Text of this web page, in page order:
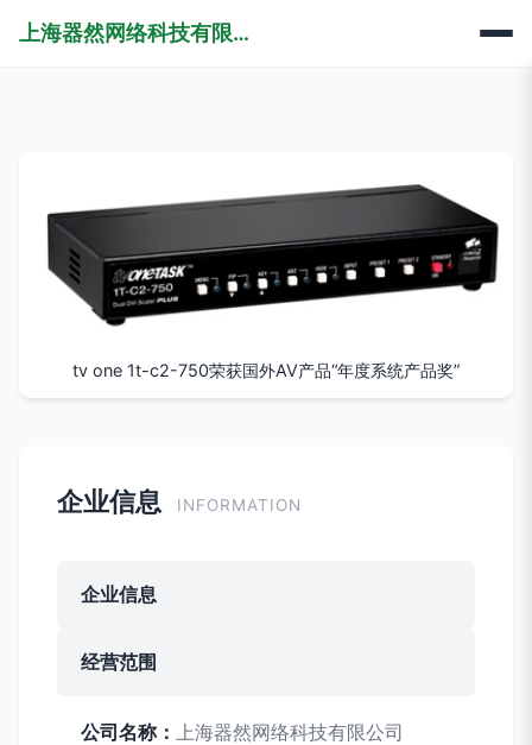
上海器然网络科技有限公司
tv one 1t-c2-750荣获国外AV产品“年度系统产品奖”
企业信息 INFORMATION
企业信息
经营范围
公司名称： 上海器然网络科技有限公司